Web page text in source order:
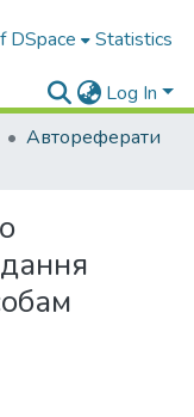
DSpace Statistics
Log In
Автореферати